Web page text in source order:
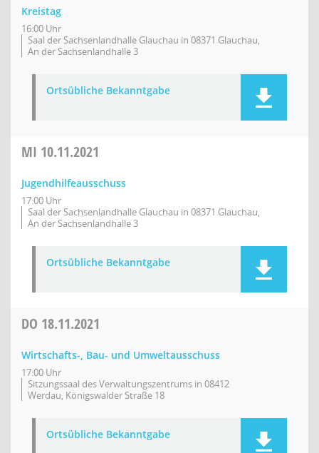
Kreistag
16:00 Uhr
Saal der Sachsenlandhalle Glauchau in 08371 Glauchau,
An der Sachsenlandhalle 3
Ortsübliche Bekanntgabe
MI 10.11.2021
Jugendhilfeausschuss
17:00 Uhr
Saal der Sachsenlandhalle Glauchau in 08371 Glauchau,
An der Sachsenlandhalle 3
Ortsübliche Bekanntgabe
DO 18.11.2021
Wirtschafts-, Bau- und Umweltausschuss
17:00 Uhr
Sitzungssaal des Verwaltungszentrums in 08412
Werdau, Königswalder Straße 18
Ortsübliche Bekanntgabe